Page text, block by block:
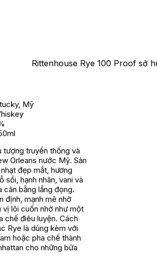
Rittenhouse Rye 100 Proof sở
Mỹ
tượng truyền thống và
Orleans nước Mỹ. Sản
đẹp mắt, hương
hạnh nhân, vani và
cân bằng lắng đọng.
định, mạnh mẽ nhờ
vị lôi cuốn nhờ như một
chế điêu luyện. Cách
Rye là dùng kèm với
hoặc pha chế thành
cho những bữa